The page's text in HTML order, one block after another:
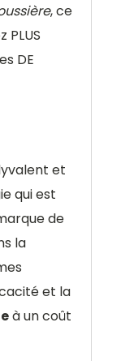
, ce
PLUS
DE
et
qui est
de
la
et la
à un coût